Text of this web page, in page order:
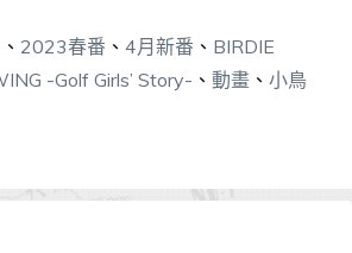
、 2023春番 、 4月新番 、 BIRDIE
-Golf Girls’ Story- 、 動畫 、 小鳥